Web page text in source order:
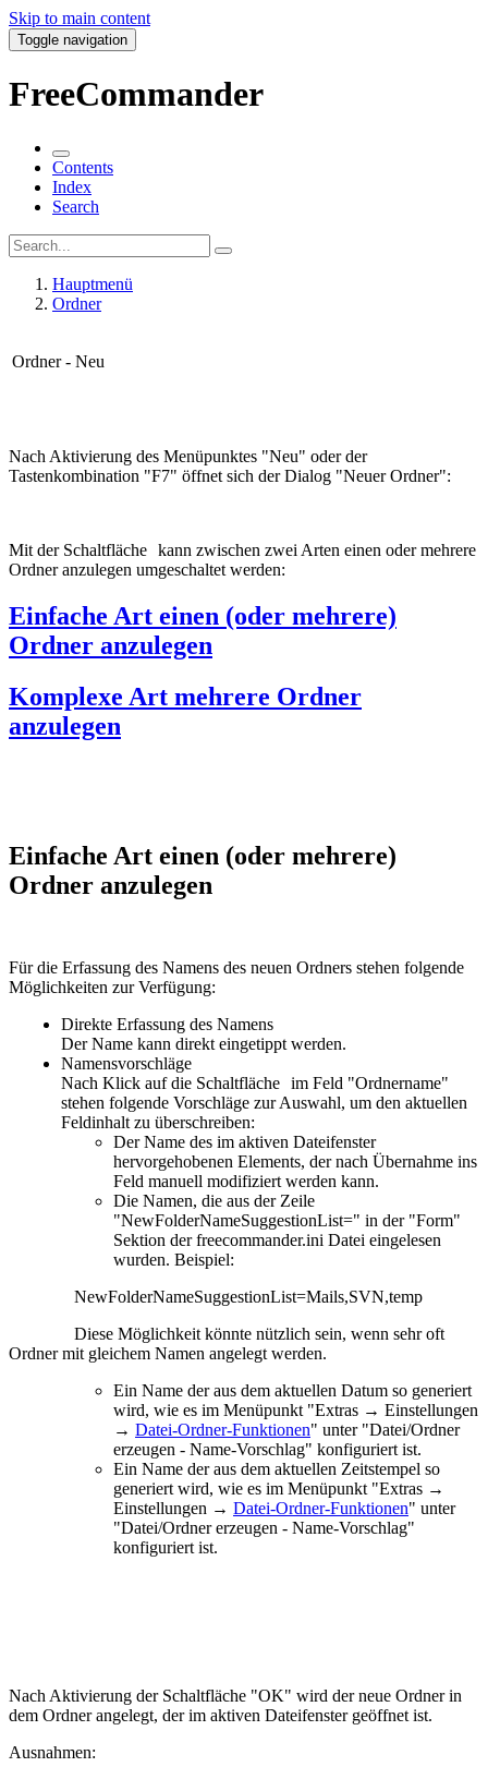
Skip to main content
Toggle navigation
FreeCommander
Contents
Index
Search
Hauptmenü
Ordner
Ordner - Neu
Nach Aktivierung des Menüpunktes "Neu" oder der
Tastenkombination "F7" öffnet sich der Dialog "Neuer Ordner":
Mit der Schaltfläche kann zwischen zwei Arten einen oder mehrere
Ordner anzulegen umgeschaltet werden:
Einfache Art einen (oder mehrere)
Ordner anzulegen
Komplexe Art mehrere Ordner
anzulegen
Einfache Art einen (oder mehrere)
Ordner anzulegen
Für die Erfassung des Namens des neuen Ordners stehen folgende
Möglichkeiten zur Verfügung:
Direkte Erfassung des Namens
Der Name kann direkt eingetippt werden.
Namensvorschläge
Nach Klick auf die Schaltfläche im Feld "Ordnername"
stehen folgende Vorschläge zur Auswahl, um den aktuellen
Feldinhalt zu überschreiben:
Der Name des im aktiven Dateifenster
hervorgehobenen Elements, der nach Übernahme ins
Feld manuell modifiziert werden kann.
Die Namen, die aus der Zeile
"NewFolderNameSuggestionList=" in der "Form"
Sektion der freecommander.ini Datei eingelesen
wurden. Beispiel:
NewFolderNameSuggestionList=Mails,SVN,temp
Diese Möglichkeit könnte nützlich sein, wenn sehr oft
Ordner mit gleichem Namen angelegt werden.
Ein Name der aus dem aktuellen Datum so generiert
wird, wie es im Menüpunkt "Extras → Einstellungen
→ Datei-Ordner-Funktionen" unter "Datei/Ordner
erzeugen - Name-Vorschlag" konfiguriert ist.
Ein Name der aus dem aktuellen Zeitstempel so
generiert wird, wie es im Menüpunkt "Extras →
Einstellungen → Datei-Ordner-Funktionen" unter
"Datei/Ordner erzeugen - Name-Vorschlag"
konfiguriert ist.
Nach Aktivierung der Schaltfläche "OK" wird der neue Ordner in
dem Ordner angelegt, der im aktiven Dateifenster geöffnet ist.
Ausnahmen: